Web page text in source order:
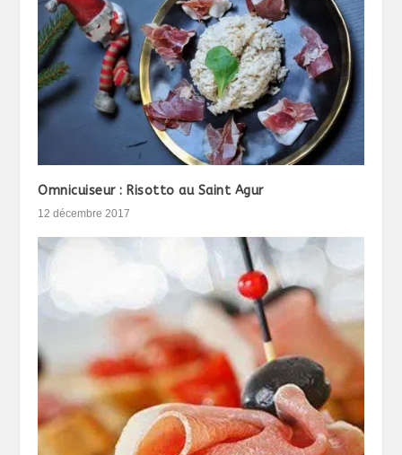
Omnicuiseur : Risotto au Saint Agur
12 décembre 2017